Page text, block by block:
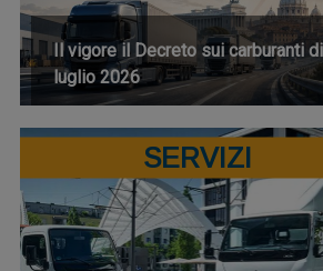
Il vigore il Decreto sui carburanti di
luglio 2026
SERVIZI